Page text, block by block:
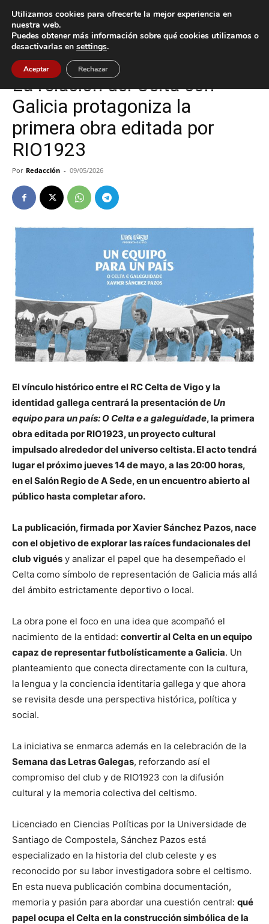
Inicio Celta
Celta Deportes
La relación del Celta con
Galicia protagoniza la
primera obra editada por
RIO1923
Por Redacción - 09/05/2026
El vínculo histórico entre el RC Celta de Vigoy la
identidad gallega centrará la presentación de Un
equipo para un país: O Celta e a galeguidade, la primera
obra editada por RIO1923, un proyecto cultural
impulsado alrededor del universo celtista. El acto tendrá
lugar el próximo jueves 14 de mayo, a las 20:00 horas,
en el Salón Regio de A Sede, en un encuentro abierto al
público hasta completar aforo.
La publicación, firmada porXavier Sánchez Pazos, nace
con el objetivo de explorar las raíces fundacionales del
club vigués y analizar el papel que ha desempeñado el
Celta como símbolo de representación de Galicia más allá
del ámbito estrictamente deportivo o local.
La obra pone el foco en una idea que acompañó el
nacimiento de la entidad: convertir al Celta en un equipo
capaz de representar futbolísticamente a Galicia. Un
planteamiento que conecta directamente con la cultura,
la lengua y la conciencia identitaria gallega y que ahora
se revisita desde una perspectiva histórica, política y
social.
La iniciativa se enmarca además en la celebración de la
Semana das Letras Galegas, reforzando así el
compromiso del club y de RIO1923 con la difusión
cultural y la memoria colectiva del celtismo.
Licenciado en Ciencias Políticas por la Universidade de
Santiago de Compostela, Sánchez Pazos está
especializado en la historia del club celeste y es
reconocido por su labor investigadora sobre el celtismo.
En esta nueva publicación combina documentación,
memoria y pasión para abordar una cuestión central: qué
papel ocupa el Celta en la construcción simbólica de la
Utilizamos cookies para ofrecerte la mejor experiencia en
nuestra web.
Puedes obtener más información sobre qué cookies utilizamos o
desactivarlas en settings.
Aceptar Rechazar